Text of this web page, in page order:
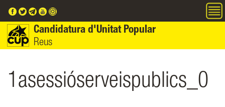
Candidatura d'Unitat Popular
Reus
1asessióserveispublics_0